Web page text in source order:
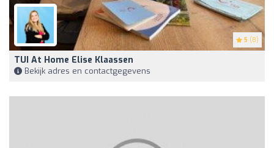
5 (8)
TUI At Home Elise Klaassen
Bekijk adres en contactgegevens